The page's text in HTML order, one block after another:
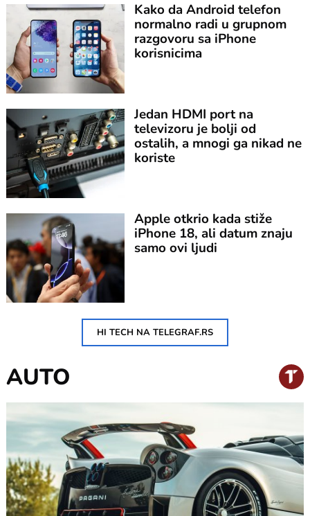
Kako da Android telefon
normalno radi u grupnom
razgovoru sa iPhone
korisnicima
Jedan HDMI port na
televizoru je bolji od
ostalih, a mnogi ga nikad ne
koriste
Apple otkrio kada stiže
iPhone 18, ali datum znaju
samo ovi ljudi
HI TECH NA TELEGRAF.RS
AUTO